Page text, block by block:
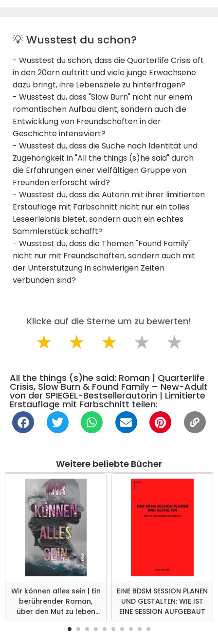
💡 Wusstest du schon?
- Wusstest du schon, dass die Quarterlife Crisis oft
in den 20ern auftritt und viele junge Erwachsene
dazu bringt, ihre Lebensziele zu hinterfragen?
- Wusstest du, dass "Slow Burn" nicht nur einem
romantischen Aufbau dient, sondern auch die
Entwicklung von Freundschaften in der
Geschichte intensiviert?
- Wusstest du, dass die Suche nach Identität und
Zugehörigkeit in "All the things (s)he said" durch
die Erfahrungen einer vielfältigen Gruppe von
Freunden erforscht wird?
- Wusstest du, dass die Autorin mit ihrer limitierten
Erstauflage mit Farbschnitt nicht nur ein tolles
Leseerlebnis bietet, sondern auch ein echtes
Sammlerstück schafft?
- Wusstest du, dass die Themen "Found Family"
nicht nur mit Freundschaften, sondern auch mit
der Unterstützung in schwierigen Zeiten
verbunden sind?
Klicke auf die Sterne um zu bewerten!
★ ★ ★ ★ ★
All the things (s)he said: Roman | Quarterlife
Crisis, Slow Burn & Found Family – New-Adult
von der SPIEGEL-Bestsellerautorin | Limitierte
Erstauflage mit Farbschnitt teilen:
Weitere beliebte Bücher
Wir können alles sein | Ein
berührender Roman,
über den Mut zu leben
und zu lieben
EINE BDSM SESSION PLANEN
UND GESTALTEN: WIE IST
EINE SESSION AUFGEBAUT